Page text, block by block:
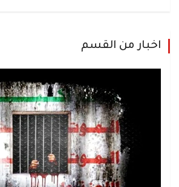
اخبار من القسم